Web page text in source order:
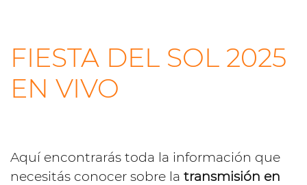
FIESTA DEL SOL 2025
EN VIVO
Aquí encontrarás toda la información que
necesitás conocer sobre la transmisión en